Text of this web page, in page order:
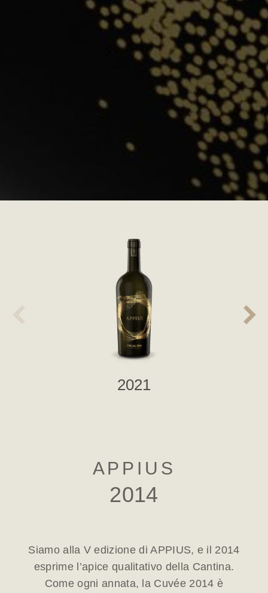
2021
APPIUS
2014
Siamo alla V edizione di APPIUS, e il 2014
esprime l’apice qualitativo della Cantina.
Come ogni annata, la Cuvée 2014 è